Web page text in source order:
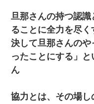
ｗｗｗｗｗｗｗｗ
私「まとめ買いして冷凍
レ！」私「なんでよ」Ａ
凸してきた
「離婚！（激怒」
旦那さんの持つ認
ることに全力を尽
決して旦那さんの
ったことにする」
ん
協力とは、その場